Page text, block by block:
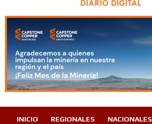
INICIO REGIONALES NACIONALES